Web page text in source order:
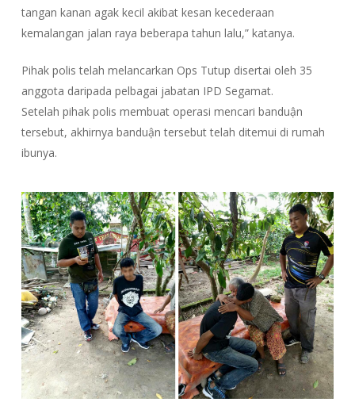
tangan kanan agak kecil akibat kesan kecederaan
kemalangan jalan raya beberapa tahun lalu,” katanya.
Pihak polis telah melancarkan Ops Tutup disertai oleh 35
anggota daripada pelbagai jabatan IPD Segamat.
Setelah pihak polis membuat operasi mencari banduận
tersebut, akhirnya banduận tersebut telah ditemui di rumah
ibunya.